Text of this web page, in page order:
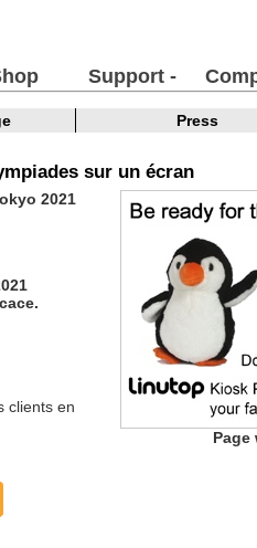
Support -
Press
sur un écran
2021
clients en
Page